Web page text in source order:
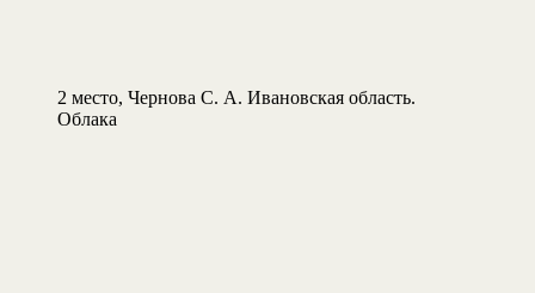
2 место, Чернова С. А. Ивановская область.
Облака